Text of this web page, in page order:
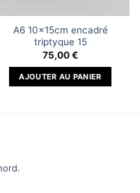
A6 10x15cm encadré
triptyque 15
75,00€
AJOUTER AU PANIER